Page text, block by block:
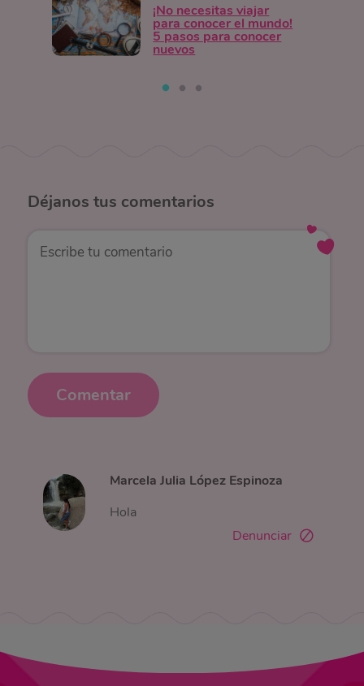
¡No necesitas viajar
para conocer el mundo!
5 pasos para conocer
nuevos
Déjanos tus comentarios
Comentar
Marcela Julia López Espinoza
Hola
Denunciar